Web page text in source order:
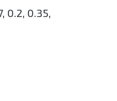
0.2, 0.35,